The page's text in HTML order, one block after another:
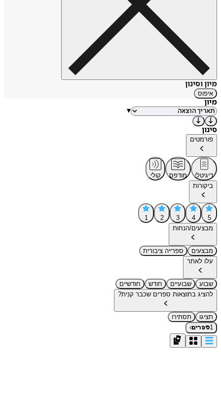
מיון וסינון
איפוס
מיון
▾
סינון
פורמטים
דיגיטלי מודפס
קולי
ביקורות
5
4
3
2
1
מבצעים/הנחות
מבצעים
ספרייה ציבורית
עלו לאתר
שבוע שבועיים חודש
חודשיים
להציג בתוצאות ספרים שכבר קנית?
תציגו
תסתירו
1ספרים›